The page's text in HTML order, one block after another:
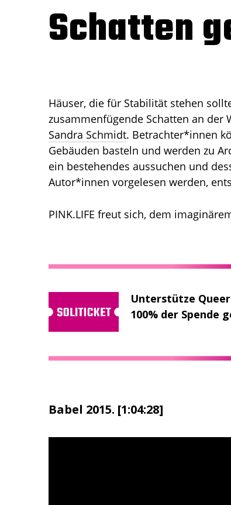
Schatten
Häuser, die für Stabilität stehen
zusammenfügende Schatten an der
Sandra Schmidt. Betrachter*innen
Gebäuden basteln und werden zu
ein bestehendes aussuchen und
Autor*innen vorgelesen werden,
PINK.LIFE freut sich, dem
Unterstütze
100% der Spende
Babel 2015. [1:04:28]